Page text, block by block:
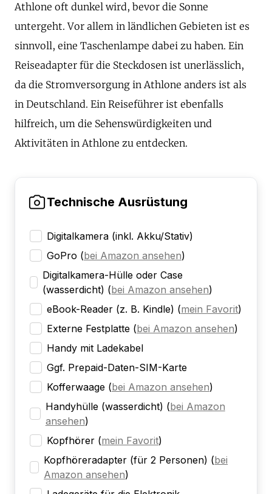
Athlone oft dunkel wird, bevor die Sonne
untergeht. Vor allem in ländlichen Gebieten ist es
sinnvoll, eine Taschenlampe dabei zu haben. Ein
Reiseadapter für die Steckdosen ist unerlässlich,
da die Stromversorgung in Athlone anders ist als
in Deutschland. Ein Reiseführer ist ebenfalls
hilfreich, um die Sehenswürdigkeiten und
Aktivitäten in Athlone zu entdecken.
Technische Ausrüstung
Digitalkamera (inkl. Akku/Stativ)
GoPro (bei Amazon ansehen)
Digitalkamera-Hülle oder Case
(wasserdicht) (bei Amazon ansehen)
eBook-Reader (z. B. Kindle) (mein Favorit)
Externe Festplatte (bei Amazon ansehen)
Handy mit Ladekabel
Ggf. Prepaid-Daten-SIM-Karte
Kofferwaage (bei Amazon ansehen)
Handyhülle (wasserdicht) (bei Amazon
ansehen)
Kopfhörer (mein Favorit)
Kopfhöreradapter (für 2 Personen) (bei
Amazon ansehen)